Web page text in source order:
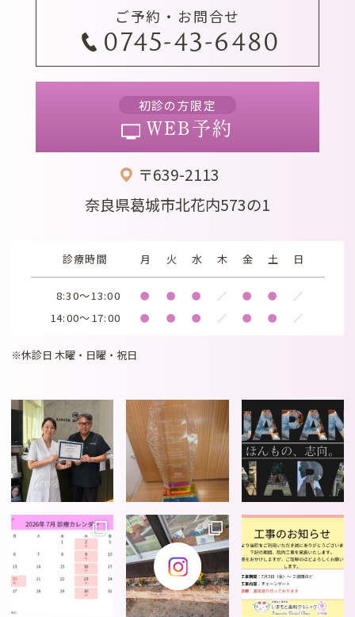
ご予約・お問合せ
0745-43-6480
初診の方限定
WEB予約
〒639-2113
奈良県葛城市北花内573の1
診療時間 月 火 水 木 金 土 日
8:30～13:00 ● ● ● ／ ● ● ／
14:00～17:00 ● ● ● ／ ● ● ／
※休診日 木曜・日曜・祝日